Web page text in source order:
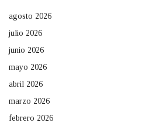
agosto 2026
julio 2026
junio 2026
mayo 2026
abril 2026
marzo 2026
febrero 2026